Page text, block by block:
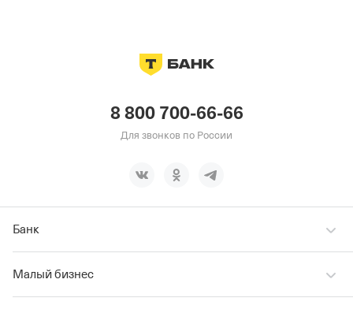
8 800 700-66-66
Для звонков по России
Банк
Малый бизнес